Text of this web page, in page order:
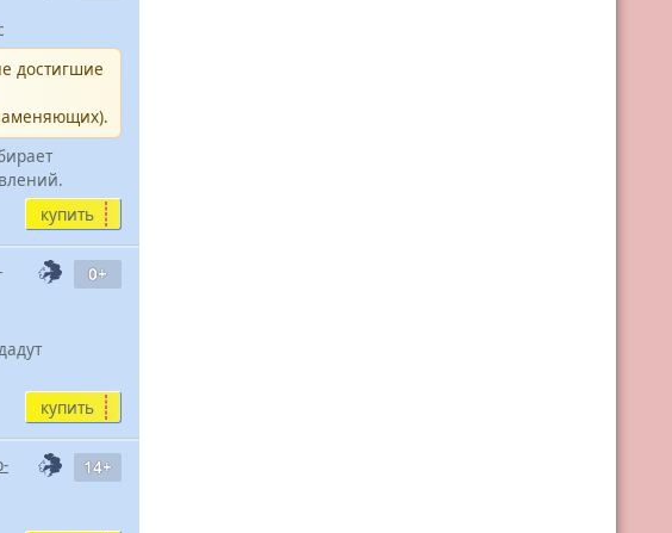
достигшие
купить
0+
купить
14+